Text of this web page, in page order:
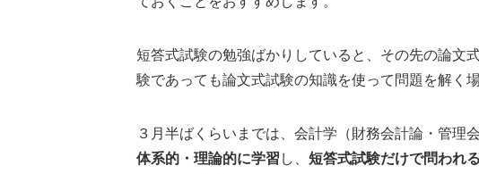
短答式試験の勉強ばかりしていると、その先の論文
験であっても論文式試験の知識を使って問題を解く
３月半ばくらいまでは、会計学（財務会計論・管理
体系的・理論的に学習 し、 短答式試験だけで問われ